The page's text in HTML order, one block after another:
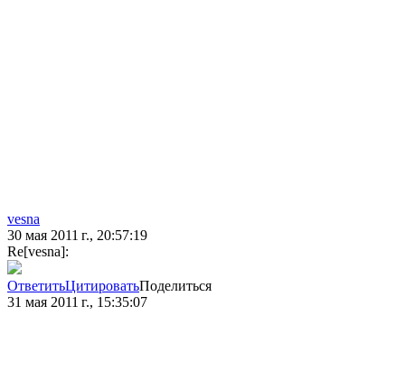
vesna
30 мая 2011 г., 20:57:19
Re[vesna]:
ОтветитьЦитироватьПоделиться
31 мая 2011 г., 15:35:07